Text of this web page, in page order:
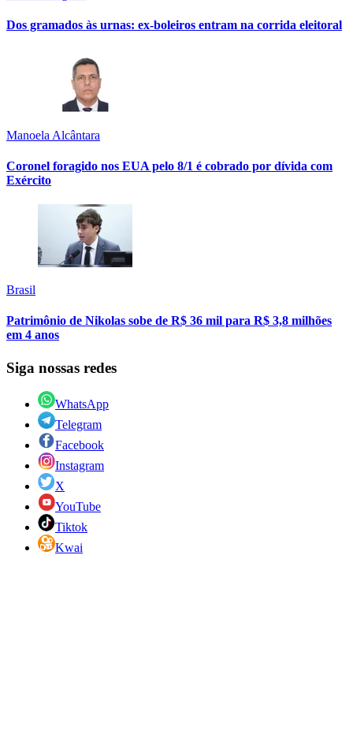
Dos gramados às urnas: ex-boleiros entram na corrida eleitoral
Manoela Alcântara
Coronel foragido nos EUA pelo 8/1 é cobrado por dívida com
Exército
Brasil
Patrimônio de Nikolas sobe de R$ 36 mil para R$ 3,8 milhões
em 4 anos
Siga nossas redes
WhatsApp
Telegram
Facebook
Instagram
X
YouTube
Tiktok
Kwai